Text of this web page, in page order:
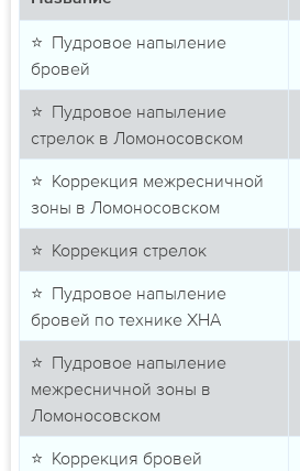
⭐ Пудровое напыление
бровей
⭐ Пудровое напыление
стрелок в Ломоносовском
⭐ Коррекция межресничной
зоны в Ломоносовском
⭐ Коррекция стрелок
⭐ Пудровое напыление
бровей по технике ХНА
⭐ Пудровое напыление
межресничной зоны в
Ломоносовском
⭐ Коррекция бровей